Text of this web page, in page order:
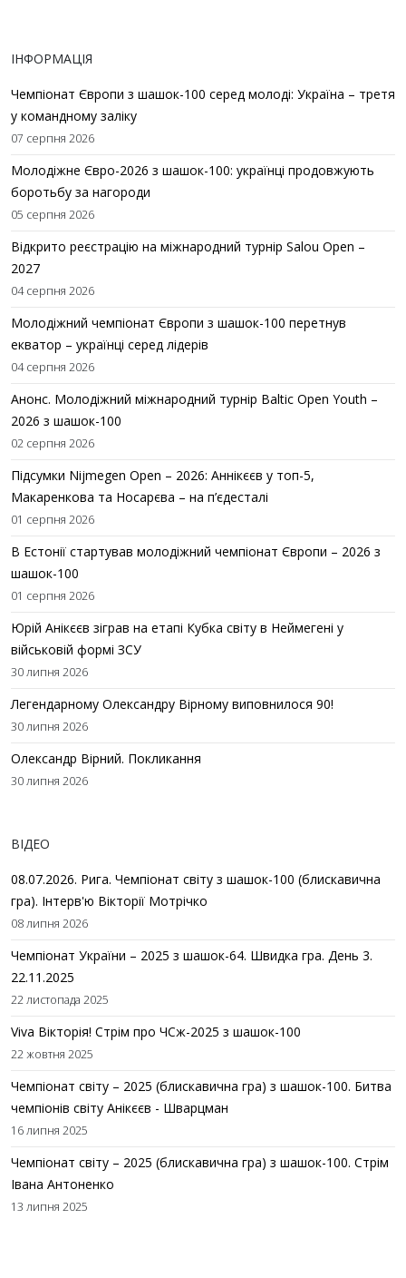
ІНФОРМАЦІЯ
Чемпіонат Європи з шашок-100 серед молоді: Україна – третя
у командному заліку
07 серпня 2026
Молодіжне Євро-2026 з шашок-100: українці продовжують
боротьбу за нагороди
05 серпня 2026
Відкрито реєстрацію на міжнародний турнір Salou Open –
2027
04 серпня 2026
Молодіжний чемпіонат Європи з шашок-100 перетнув
екватор – українці серед лідерів
04 серпня 2026
Анонс. Молодіжний міжнародний турнір Baltic Open Youth –
2026 з шашок-100
02 серпня 2026
Підсумки Nijmegen Open – 2026: Аннікєєв у топ-5,
Макаренкова та Носарєва – на п’єдесталі
01 серпня 2026
В Естонії стартував молодіжний чемпіонат Європи – 2026 з
шашок-100
01 серпня 2026
Юрій Анікєєв зіграв на етапі Кубка світу в Неймегені у
військовій формі ЗСУ
30 липня 2026
Легендарному Олександру Вірному виповнилося 90!
30 липня 2026
Олександр Вірний. Покликання
30 липня 2026
ВІДЕО
08.07.2026. Рига. Чемпіонат світу з шашок-100 (блискавична
гра). Інтерв'ю Вікторії Мотрічко
08 липня 2026
Чемпіонат України – 2025 з шашок-64. Швидка гра. День 3.
22.11.2025
22 листопада 2025
Viva Вікторія! Стрім про ЧСж-2025 з шашок-100
22 жовтня 2025
Чемпіонат світу – 2025 (блискавична гра) з шашок-100. Битва
чемпіонів світу Анікєєв - Шварцман
16 липня 2025
Чемпіонат світу – 2025 (блискавична гра) з шашок-100. Стрім
Івана Антоненко
13 липня 2025